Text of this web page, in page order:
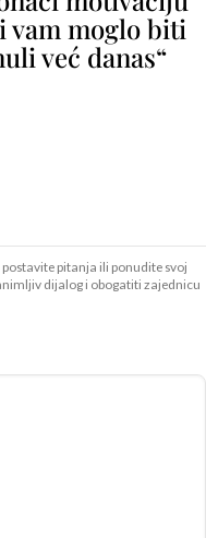
vam moglo biti
već danas“
pitanja ili ponudite svoj
dijalog i obogatiti zajednicu